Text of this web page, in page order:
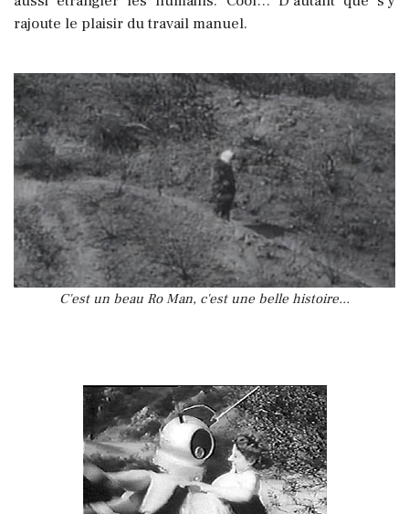
rajoute le plaisir du travail manuel.
C'est un beau Ro Man, c'est une belle histoire...